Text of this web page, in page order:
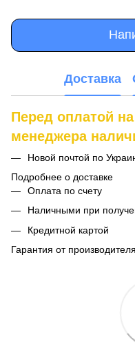
Доставка
Перед оплатой
менеджера
Новой почтой по
Подробнее о доставке
Оплата по счету
Наличными при
Кредитной картой
Гарантия от